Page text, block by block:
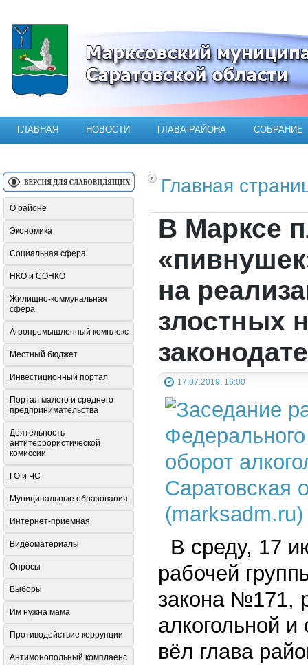
Официальный сайт Марксовского
ГЛАВНАЯ НОВОСТИ ГЛАВА РАЙОНА СОБРАНИЕ
Главная
В Марксе
на
злостных
17.07.2019, 16:00
В среду, 17
рабочей
закона №171,
алкогольной
вёл глава
О районе
Экономика
Социальная сфера
НКО и СОНКО
Жилищно-коммунальная
сфера
Агропромышленный комплекс
Местный бюджет
Инвестиционный портал
Портал малого и среднего
предпринимательства
Деятельность
антитеррористической
комиссии
ГО и ЧС
Муниципальные образования
Интернет-приемная
Видеоматериалы
Опросы
Выборы
Им нужна мама
Противодействие коррупции
Антимонопольный комплаенс